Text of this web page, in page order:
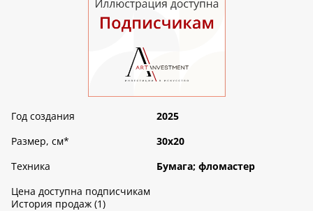
Год создания
2025
Размер, см*
30х20
Техника
Бумага; фломастер
Цена доступна подписчикам
История продаж (1)